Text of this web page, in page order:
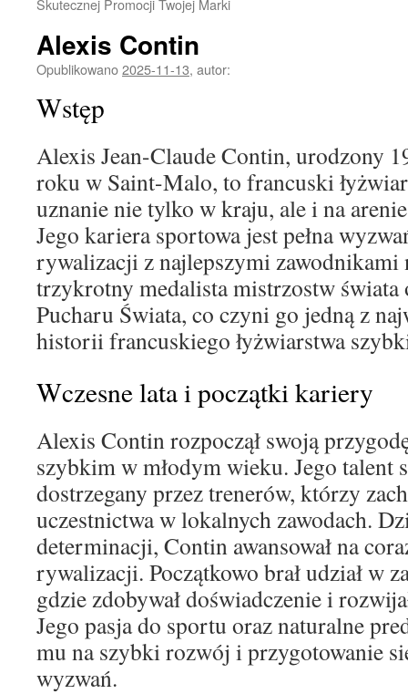
Skutecznej Promocji Twojej Marki
Alexis Contin
Opublikowano2025-11-13, autor:
Wstęp
Alexis Jean-Claude Contin, urodzony
roku w Saint-Malo, to francuski
uznanie nie tylko w kraju, ale i na
Jego kariera sportowa jest pełna
rywalizacji z najlepszymi zawodnikami
trzykrotny medalista mistrzostw świata
Pucharu Świata, co czyni go jedną z
historii francuskiego łyżwiarstwa
Wczesne lata i początki kariery
Alexis Contin rozpoczął swoją
szybkim w młodym wieku. Jego talent
dostrzegany przez trenerów, którzy
uczestnictwa w lokalnych zawodach.
determinacji, Contin awansował na
rywalizacji. Początkowo brał udział w
gdzie zdobywał doświadczenie i
Jego pasja do sportu oraz naturalne
mu na szybki rozwój i przygotowanie
wyzwań.